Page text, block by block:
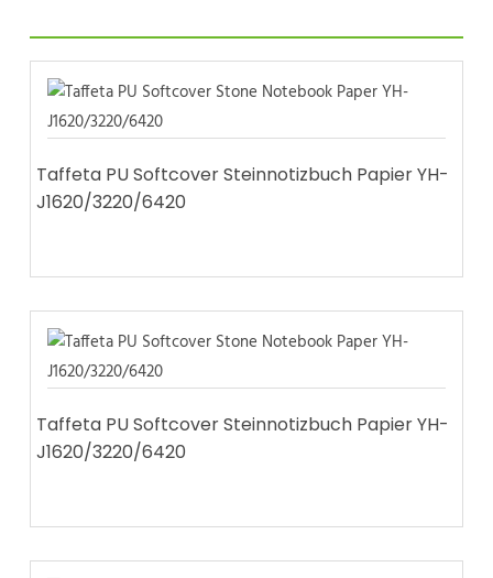
Taffeta PU Softcover Steinnotizbuch Papier YH-
J1620/3220/6420
Taffeta PU Softcover Steinnotizbuch Papier YH-
J1620/3220/6420